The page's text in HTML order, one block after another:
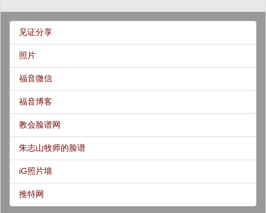
见证分享
照片
福音微信
福音博客
教会脸谱网
朱志山牧师的脸谱
iG照片墙
推特网